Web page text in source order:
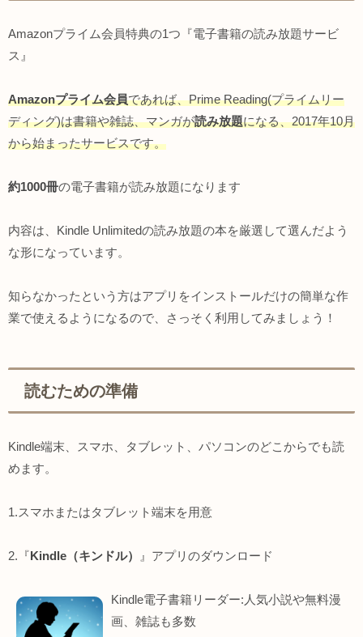
Amazonプライム会員特典の1つ『電子書籍の読み放題サービ
ス』
Amazonプライム会員であれば、Prime Reading(プライムリー
ディング)は書籍や雑誌、マンガが読み放題になる、2017年10月
から始まったサービスです。
約1000冊の電子書籍が読み放題になります
内容は、Kindle Unlimitedの読み放題の本を厳選して選んだよう
な形になっています。
知らなかったという方はアプリをインストールだけの簡単な作
業で使えるようになるので、さっそく利用してみましょう！
読むための準備
Kindle端末、スマホ、タブレット、パソコンのどこからでも読
めます。
1.スマホまたはタブレット端末を用意
2.『Kindle（キンドル） 』アプリのダウンロード
Kindle電子書籍リーダー:人気小説や無料漫
画、雑誌も多数